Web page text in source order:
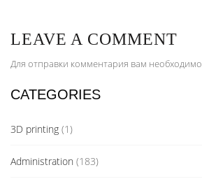
LEAVE A COMMENT
Для отправки комментария вам необходимо
CATEGORIES
3D printing (1)
Administration (183)